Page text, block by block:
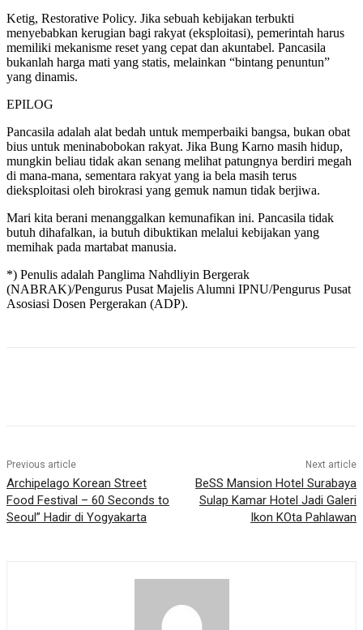
Ketig, ​Restorative Policy. Jika sebuah kebijakan terbukti
menyebabkan kerugian bagi rakyat (eksploitasi), pemerintah harus
memiliki mekanisme reset yang cepat dan akuntabel. Pancasila
bukanlah harga mati yang statis, melainkan “bintang penuntun”
yang dinamis.
​EPILOG
​Pancasila adalah alat bedah untuk memperbaiki bangsa, bukan obat
bius untuk meninabobokan rakyat. Jika Bung Karno masih hidup,
mungkin beliau tidak akan senang melihat patungnya berdiri megah
di mana-mana, sementara rakyat yang ia bela masih terus
dieksploitasi oleh birokrasi yang gemuk namun tidak berjiwa.
​Mari kita berani menanggalkan kemunafikan ini. Pancasila tidak
butuh dihafalkan, ia butuh dibuktikan melalui kebijakan yang
memihak pada martabat manusia.
*) Penulis adalah Panglima Nahdliyin Bergerak
(NABRAK)/Pengurus Pusat Majelis Alumni IPNU/Pengurus Pusat
Asosiasi Dosen Pergerakan (ADP).
Previous article
Archipelago Korean Street
Food Festival – 60 Seconds to
Seoul” Hadir di Yogyakarta
Next article
BeSS Mansion Hotel Surabaya
Sulap Kamar Hotel Jadi Galeri
Ikon KOta Pahlawan